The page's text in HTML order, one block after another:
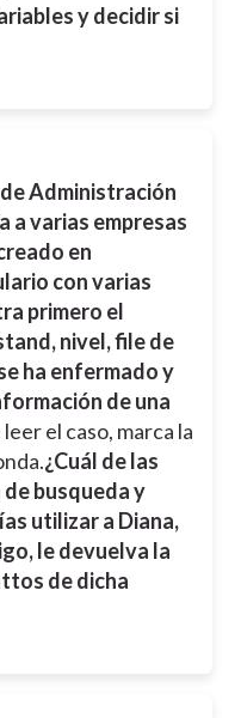
y decidir si
Administración
a varias empresas
en
con varias
primero el
nivel, file de
ha enfermado y
de una
el caso, marca la
¿Cuál de las
busqueda y
utilizar a Diana,
le devuelva la
de dicha